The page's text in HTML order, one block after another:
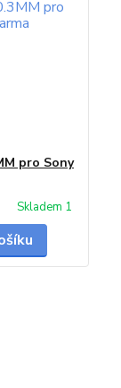
pro Sony
Skladem 1